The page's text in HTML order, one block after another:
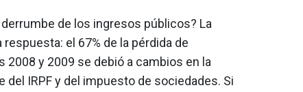
de los ingresos públicos? La
el 67% de la pérdida de
y 2009 se debió a cambios en la
IRPF y del impuesto de sociedades. Si